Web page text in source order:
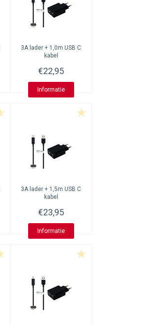
3A lader + 1,0m USB C
kabel
€22,95
Informatie
3A lader + 1,5m USB C
kabel
€23,95
Informatie